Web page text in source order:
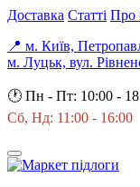
Доставка Статті Про
📍 м. Київ,
м. Луцьк, вул.
🕐 Пн - Пт: 10:00 -
Сб, Нд: 11:00 - 16:00